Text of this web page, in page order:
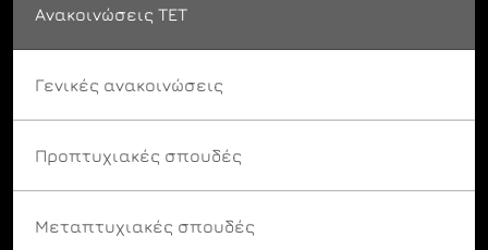
Ανακοινώσεις ΤΕΤ
Γενικές ανακοινώσεις
Προπτυχιακές σπουδές
Μεταπτυχιακές σπουδές